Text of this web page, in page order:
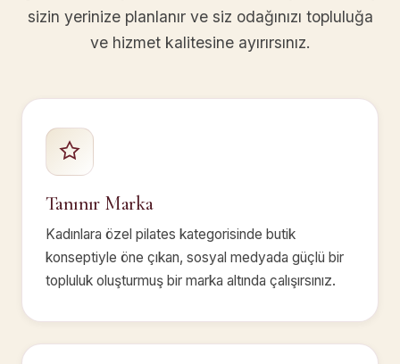
sizin yerinize planlanır ve siz odağınızı topluluğa
ve hizmet kalitesine ayırırsınız.
Tanınır Marka
Kadınlara özel pilates kategorisinde butik
konseptiyle öne çıkan, sosyal medyada güçlü bir
topluluk oluşturmuş bir marka altında çalışırsınız.